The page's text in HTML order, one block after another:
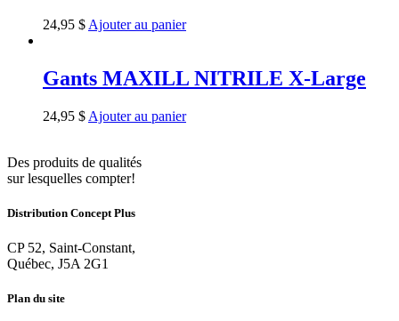
24,95 $ Ajouter au panier
Gants MAXILL NITRILE X-Large
24,95 $ Ajouter au panier
Des produits de qualités
sur lesquelles compter!
Distribution Concept Plus
CP 52, Saint-Constant,
Québec, J5A 2G1
Plan du site